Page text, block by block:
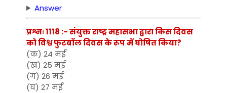
Answer
प्रश्नः 1118 :- संयुक्त राष्ट्र महासभा द्वारा किस दिवस
को विश्व फुटबॉल दिवस के रूप में घोषित किया?
(क) 24 मई
(ख) 25 मई
(ग) 26 मई
(घ) 27 मई